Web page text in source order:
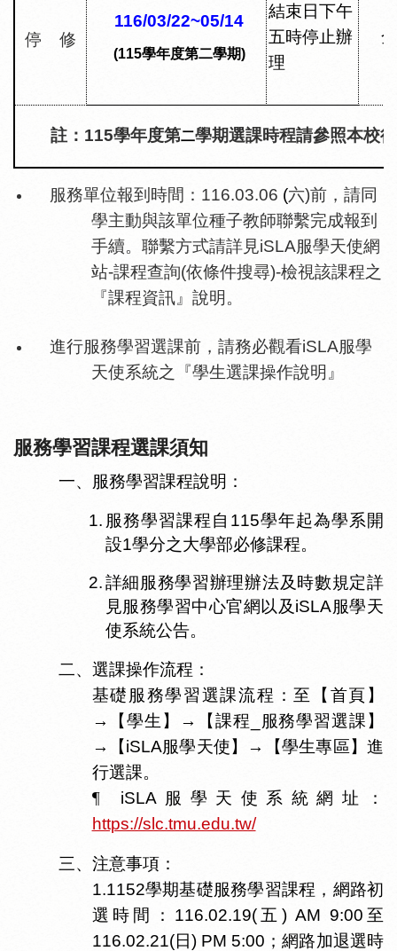
停 修
116/03/22~05/14
(115學年度第二學期)
結束日下午
五時停止辦
理
全
註： 115學年度第二學期選課時程請參照本校
服務單位報到時間： 116.03.06 (六)前，請同
學主動與該單位種子教師聯繫完成報到
手續。聯繫方式請詳見iSLA服學天使網
站-課程查詢(依條件搜尋)-檢視該課程之
『課程資訊』說明。
進行服務學習選課前，請務必觀看iSLA服學
天使系統之『學生選課操作說明』
服務學習課程選課須知
一、 服務學習課程說明：
1. 服務學習課程自 115學年起為學系開
設1學分之大學部必修課程。
2.詳細服務學習辦理辦法及時數規定詳
見服務學習中心官網以及iSLA服學天
使系統公告。
二、 選課操作流程：
基礎服務學習選課流程：至【首頁】
→
【學生】 → 【課程
服務學習選課】
→
【iSLA服學天使】 →
【學生專區】進
行選課。
¶
iSLA 服學天使系統網址：
https://slc.tmu.edu.tw/
三、 注意事項：
1.1152學期基礎服務學習課程，網路初
選時間： 116.02.19( 五 ) AM 9:00 至
116.02.21(日) PM 5:00 ；網路加退選時